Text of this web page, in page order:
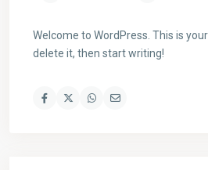
Welcome to WordPress. This is
delete it, then start writing!